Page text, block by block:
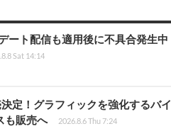
ート配信も適用後に不具合発生中
Sat 14:14
定！グラフィックを強化するバイ
も販売へ
2026.8.6 Thu 7:24